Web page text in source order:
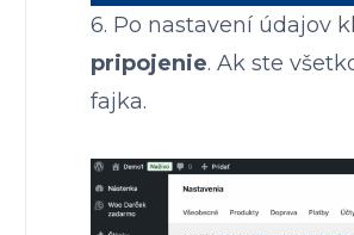
6. Po nastavení údajov
pripojenie. Ak ste
fajka.